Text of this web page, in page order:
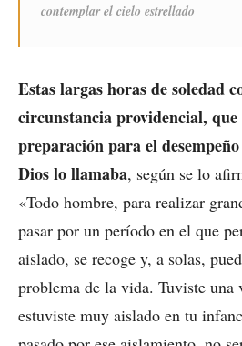
contemplar el cielo estrellado
Estas largas horas de soledad
circunstancia providencial,
preparación para el
Dios lo llamaba, según se lo
«Todo hombre, para realizar
pasar por un período en el que
aislado, se recoge y, a solas,
problema de la vida. Tuviste una
estuviste muy aislado en tu